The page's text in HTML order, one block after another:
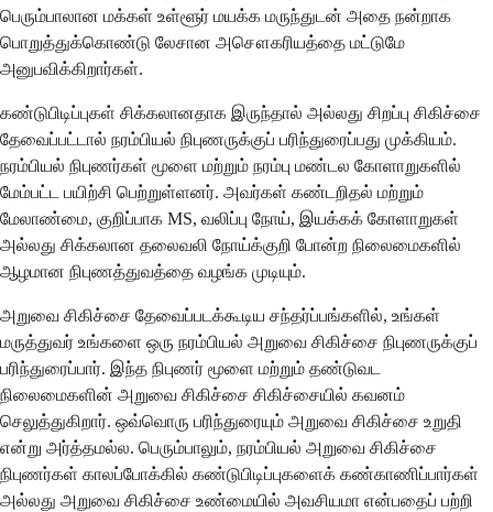
பெரும்பாலான மக்கள் உள்ளூர் மயக்க மருந்துடன் அதை நன்றாக
பொறுத்துக்கொண்டு லேசான அசௌகரியத்தை மட்டுமே
அனுபவிக்கிறார்கள்.
கண்டுபிடிப்புகள் சிக்கலானதாக இருந்தால் அல்லது சிறப்பு சிகிச்சை
தேவைப்பட்டால் நரம்பியல் நிபுணருக்குப் பரிந்துரைப்பது முக்கியம்.
நரம்பியல் நிபுணர்கள் மூளை மற்றும் நரம்பு மண்டல கோளாறுகளில்
மேம்பட்ட பயிற்சி பெற்றுள்ளனர். அவர்கள் கண்டறிதல் மற்றும்
மேலாண்மை, குறிப்பாக MS, வலிப்பு நோய், இயக்கக் கோளாறுகள்
அல்லது சிக்கலான தலைவலி நோய்க்குறி போன்ற நிலைமைகளில்
ஆழமான நிபுணத்துவத்தை வழங்க முடியும்.
அறுவை சிகிச்சை தேவைப்படக்கூடிய சந்தர்ப்பங்களில், உங்கள்
மருத்துவர் உங்களை ஒரு நரம்பியல் அறுவை சிகிச்சை நிபுணருக்குப்
பரிந்துரைப்பார். இந்த நிபுணர் மூளை மற்றும் தண்டுவட
நிலைமைகளின் அறுவை சிகிச்சை சிகிச்சையில் கவனம்
செலுத்துகிறார். ஒவ்வொரு பரிந்துரையும் அறுவை சிகிச்சை உறுதி
என்று அர்த்தமல்ல. பெரும்பாலும், நரம்பியல் அறுவை சிகிச்சை
நிபுணர்கள் காலப்போக்கில் கண்டுபிடிப்புகளைக் கண்காணிப்பார்கள்
அல்லது அறுவை சிகிச்சை உண்மையில் அவசியமா என்பதைப் பற்றி